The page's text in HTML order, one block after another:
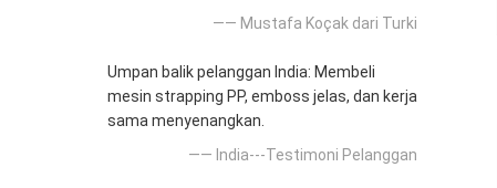
—— Mustafa Koçak dari Turki
Umpan balik pelanggan India: Membeli
mesin strapping PP, emboss jelas, dan kerja
sama menyenangkan.
—— India---Testimoni Pelanggan